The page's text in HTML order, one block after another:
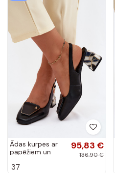
Ādas kurpes ar
papēžiem un
Artiker 58C0674
95,83 €
136,90 €
37